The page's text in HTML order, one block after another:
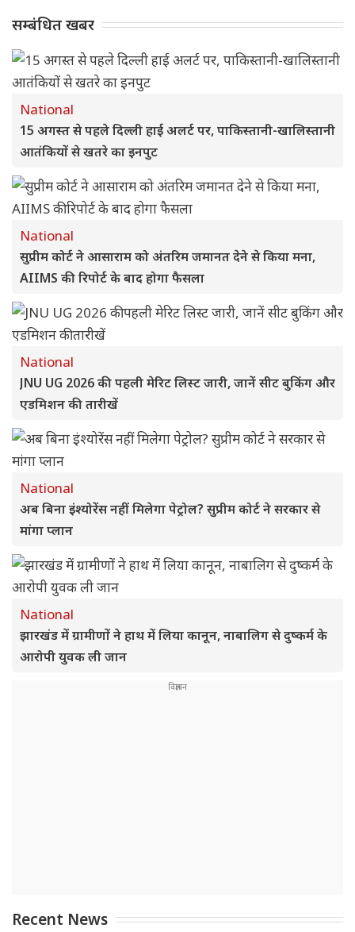
सम्बंधित खबर
National
15 अगस्त से पहले दिल्ली हाई अलर्ट पर, पाकिस्तानी-खालिस्तानी
आतंकियों से खतरे का इनपुट
National
सुप्रीम कोर्ट ने आसाराम को अंतरिम जमानत देने से किया मना,
AIIMS की रिपोर्ट के बाद होगा फैसला
National
JNU UG 2026 की पहली मेरिट लिस्ट जारी, जानें सीट बुकिंग और
एडमिशन की तारीखें
National
अब बिना इंश्योरेंस नहीं मिलेगा पेट्रोल? सुप्रीम कोर्ट ने सरकार से
मांगा प्लान
National
झारखंड में ग्रामीणों ने हाथ में लिया कानून, नाबालिग से दुष्कर्म के
आरोपी युवक ली जान
Recent News